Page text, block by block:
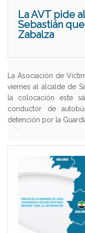
La AVT pide
Sebastián
Zabalza
La Asociación de
viernes al alcalde de
la colocación este
conductor de
detención por la